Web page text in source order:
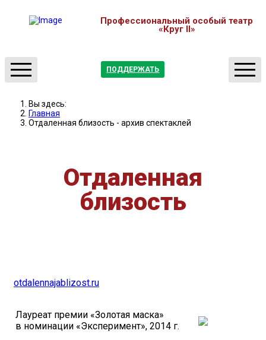
Профессиональный особый театр
«Круг II»
Отчеты
Новости
ПОДДЕРЖАТЬ
Вы здесь:
Главная
Отдаленная близость - архив спектаклей
Отдаленная
близость
otdalennajablizost.ru
Лауреат премии «Золотая маска»
в номинации «Эксперимент», 2014 г.